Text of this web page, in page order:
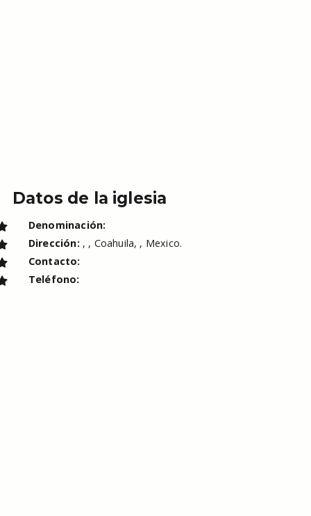
Datos de la iglesia
Denominación:
Dirección: , , Coahuila, , Mexico.
Contacto:
Teléfono: